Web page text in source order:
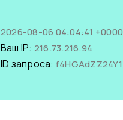
2026-08-06 04:04:41 +0000
Ваш IP: 216.73.216.94
ID запроса: f4HGAdZZ24Y1